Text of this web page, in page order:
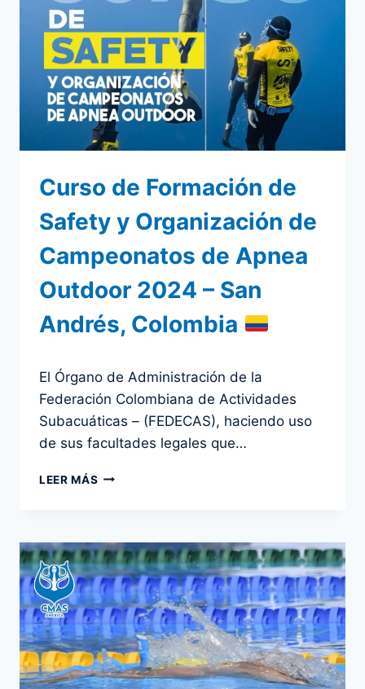
ALETAS
IBAGUÉ,
COLOMBIA
2024
–
RESULTADOS
Curso de Formación de
Safety y Organización de
Campeonatos de Apnea
Outdoor 2024 – San
Andrés, Colombia
admin
El Órgano de Administración de la
Federación Colombiana de Actividades
Subacuáticas – (FEDECAS), haciendo uso
de sus facultades legales que…
LEER MÁS CURSO
SAFETY
Y
ORGANIZACIÓN
DE
CAMPEONATOS
DE
APNEA
OUTDOOR
2024